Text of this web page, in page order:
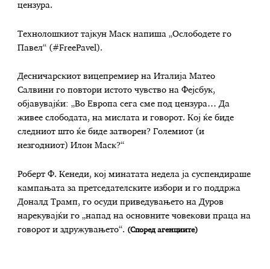
цензура.
Технолошкиот тајкун Маск напиша „Ослободете го
Павел“ (#FreePavel).
Десничарскиот вицепремиер на Италија Матео
Салвини го повтори истото чувство на Фејсбук,
објавувајќи: „Во Европа сега сме под цензура… Да
живее слободата, на мислата и говорот. Кој ќе биде
следниот што ќе биде затворен? Големиот (и
незгодниот) Илон Маск?“
Роберт Ф. Кенеди, кој минатата недела ја суспендираше
кампањата за претседателските избори и го поддржа
Доналд Трамп, го осуди приведувањето на Дуров
нарекувајќи го „напад на основните човекови праца на
говорот и здружувањето“. (Според агенциите)